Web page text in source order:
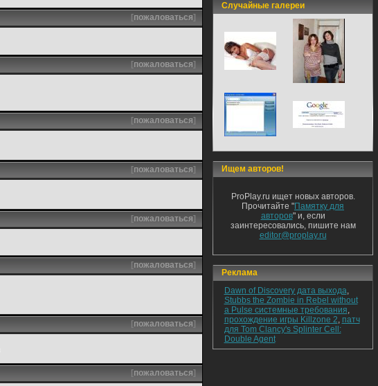
[пожаловаться]
[пожаловаться]
[пожаловаться]
[пожаловаться]
[пожаловаться]
[пожаловаться]
[пожаловаться]
[пожаловаться]
Случайные галереи
Ищем авторов!
ProPlay.ru ищет новых авторов.
Прочитайте "Памятку для
авторов" и, если
заинтересовались, пишите нам
editor@proplay.ru
Реклама
Dawn of Discovery дата выхода,
Stubbs the Zombie in Rebel without
a Pulse системные требования,
прохождение игры Killzone 2, патч
для Tom Clancy's Splinter Cell:
Double Agent